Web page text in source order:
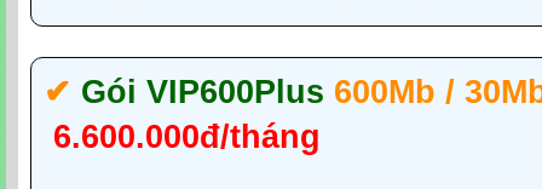
✔‎ Gói VIP600Plus 600Mb /
6.600.000đ/tháng